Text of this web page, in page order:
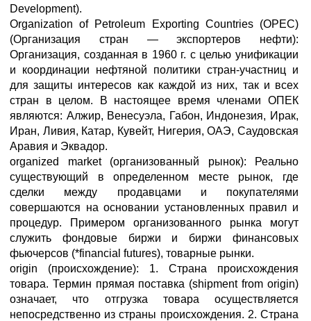
Development).
Organization of Petroleum Exporting Countries (OPEC)
(Организация стран — экспортеров нефти):
Организация, созданная в 1960 г. с целью унификации
и координации нефтяной политики стран-участниц и
для защиты интересов как каждой из них, так и всех
стран в целом. В настоящее время членами ОПЕК
являются: Алжир, Венесуэла, Габон, Индонезия, Ирак,
Иран, Ливия, Катар, Кувейт, Нигерия, ОАЭ, Саудовская
Аравия и Эквадор.
organized market (организованный рынок): Реально
существующий в определенном месте рынок, где
сделки между продавцами и покупателями
совершаются на основании установленных правил и
процедур. Примером организованного рынка могут
служить фондовые биржи и биржи финансовых
фьючерсов (*financial futures), товарные рынки.
origin (происхождение): 1. Страна происхождения
товара. Термин прямая поставка (shipment from origin)
означает, что отгрузка товара осуществляется
непосредственно из страны происхождения. 2. Страна